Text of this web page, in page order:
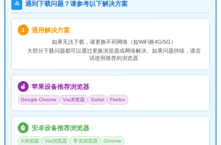
⚠️ 遇到下载问题？请参考以下解决方案
1 通用解决方案
如果无法下载，请更换不同网络（如WiFi换4G/5G）
大部分下载问题都可以通过更换浏览器或网络解决。如果问题持续，请尝
试使用推荐的浏览器
🍎 苹果设备推荐浏览器
Google Chrome Via浏览器 Safari Firefox
🤖 安卓设备推荐浏览器
X浏览器 Via浏览器 夸克浏览器 Chrome